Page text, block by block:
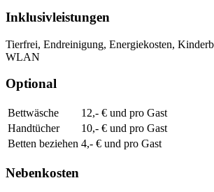
Inklusivleistungen
Tierfrei, Endreinigung, Energiekosten,
WLAN
Optional
Bettwäsche
12,- € und pro Gast
Handtücher
10,- € und pro Gast
Betten beziehen 4,- € und pro Gast
Nebenkosten